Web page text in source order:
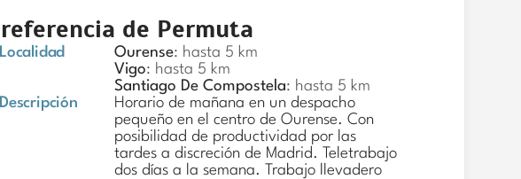
de Permuta
Localidad Ourense: hasta 5 km
Vigo: hasta 5 km
Santiago De Compostela: hasta 5 km
Descripción
Horario de mañana en un despacho
pequeño en el centro de Ourense. Con
posibilidad de productividad por las
tardes a discreción de Madrid. Teletrabajo
dos días a la semana. Trabajo llevadero